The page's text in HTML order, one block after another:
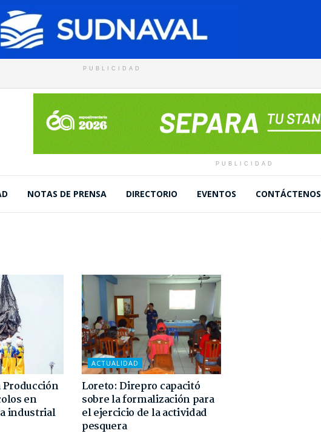
PUBLICIDAD
PUBLICIDAD
NOTAS DE PRENSA DIRECTORIO EVENTOS CONTÁCTENOS
en
industrial
ACTUALIDAD
Loreto: Direpro capacitó
sobre la formalización para
el ejercicio de la actividad
pesquera